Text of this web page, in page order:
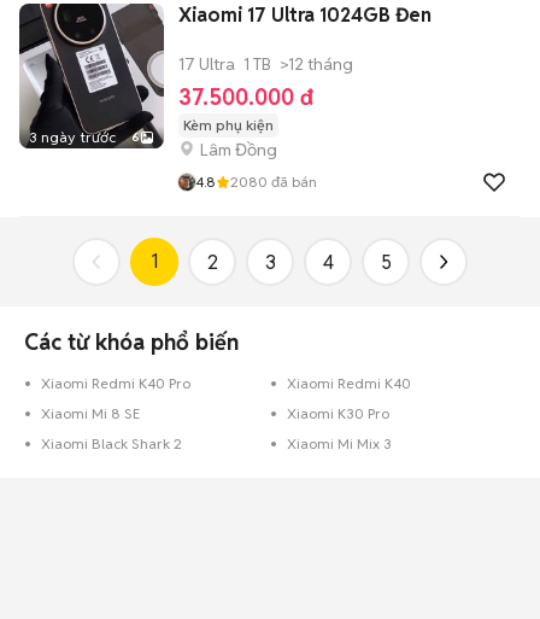
3 ngày trước 6
Xiaomi 17 Ultra 1024GB Đen
17 Ultra 1 TB >12 tháng
37.500.000 đ
Kèm phụ kiện
Lâm Đồng
4.8 2080 đã bán
1 2 3 4 5
Các từ khóa phổ biến
Xiaomi Redmi K40 Pro
Xiaomi Redmi K40
Xiaomi Mi 8 SE
Xiaomi K30 Pro
Xiaomi Black Shark 2
Xiaomi Mi Mix 3